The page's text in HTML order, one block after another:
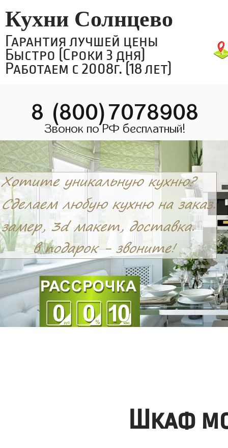
Кухни Солнцево
Гарантия лучшей цены
Быстро (Сроки 3 дня)
Работаем с 2008г. (18 лет)
8 (800)7078908
Звонок по РФ бесплатный!
Шкаф